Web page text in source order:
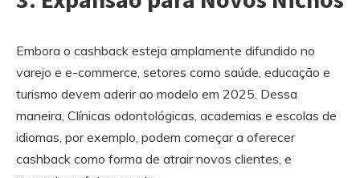
Embora o cashback esteja amplamente difundido no
varejo e e-commerce, setores como saúde, educação e
turismo devem aderir ao modelo em 2025. Dessa
maneira, Clínicas odontológicas, academias e escolas de
idiomas, por exemplo, podem começar a oferecer
cashback como forma de atrair novos clientes, e